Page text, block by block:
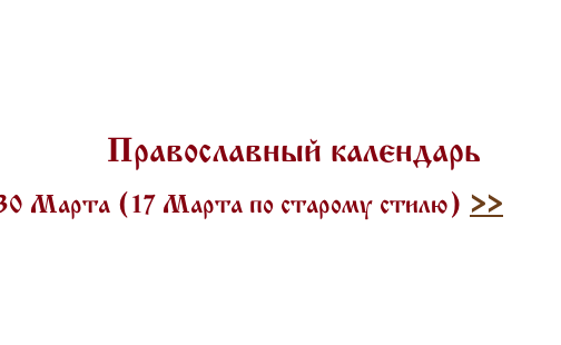
Православный календарь
Марта (17 Марта по старому стилю) >>